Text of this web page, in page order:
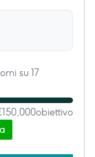
su 17
obiettivo